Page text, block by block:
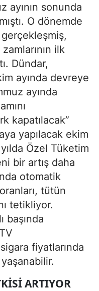
ayının sonunda
O dönemde
gerçekleşmiş,
ilk
Dündar,
ayında devreye
ayında
kapatılacak”
yapılacak ekim
Özel Tüketim
bir artış daha
otomatik
tütün
tetikliyor.
başında
fiyatlarında
ARTIYOR